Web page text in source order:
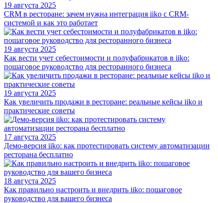
19 августа 2025
CRM в ресторане: зачем нужна интеграция iiko с CRM-
системой и как это работает
19 августа 2025
Как вести учет себестоимости и полуфабрикатов в iiko:
пошаговое руководство для ресторанного бизнеса
19 августа 2025
Как увеличить продажи в ресторане: реальные кейсы iiko и
практические советы
17 августа 2025
Демо-версия iiko: как протестировать систему автоматизации
ресторана бесплатно
18 августа 2025
Как правильно настроить и внедрить iiko: пошаговое
руководство для вашего бизнеса